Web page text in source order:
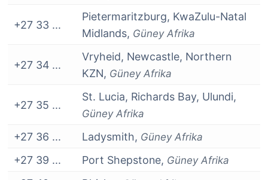
+27 33 ...
Pietermaritzburg, KwaZulu-Natal
Midlands, Güney Afrika
+27 34 ...
Vryheid, Newcastle, Northern
KZN, Güney Afrika
+27 35 ...
St. Lucia, Richards Bay, Ulundi,
Güney Afrika
+27 36 ... Ladysmith, Güney Afrika
+27 39 ... Port Shepstone, Güney Afrika